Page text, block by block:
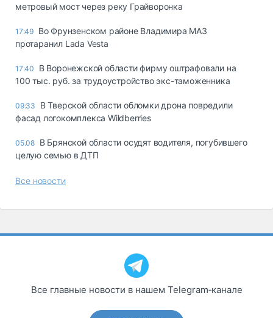
метровый мост через реку Грайворонка
17:49 Во Фрунзенском районе Владимира МАЗ
протаранил Lada Vesta
17:40
В Воронежской области фирму оштрафовали на
100 тыс. руб. за трудоустройство экс-таможенника
09:33
В Тверской области обломки дрона повредили
фасад логокомплекса Wildberries
05.08 В Брянской области осудят водителя, погубившего
целую семью в ДТП
Все новости
Все главные новости в нашем Telegram‑канале